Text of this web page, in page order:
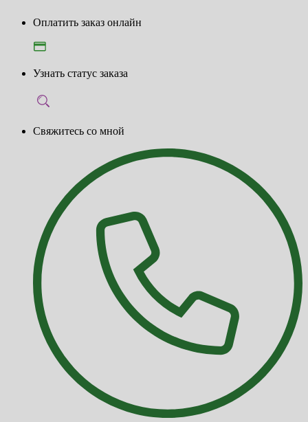
Оплатить заказ онлайн
Узнать статус заказа
Свяжитесь со мной